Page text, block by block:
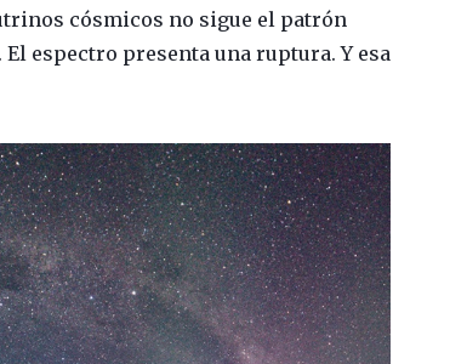
cósmicos no sigue el patrón
espectro presenta una ruptura. Y esa